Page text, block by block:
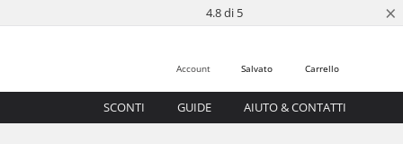
4.8 di 5 ×
Carrello
Salvato
Account
SCONTI GUIDE AIUTO & CONTATTI